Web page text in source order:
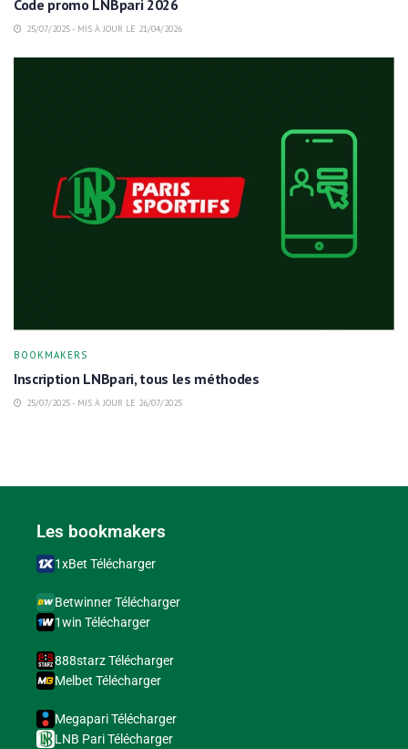
Code promo LNBpari 2026
25/07/2025 - MIS À JOUR LE 21/04/2026
BOOKMAKERS
Inscription LNBpari, tous les méthodes
25/07/2025 - MIS À JOUR LE 26/07/2025
Les bookmakers
1xBet Télécharger
Betwinner Télécharger
1win Télécharger
888starz Télécharger
Melbet Télécharger
Megapari Télécharger
LNB Pari Télécharger